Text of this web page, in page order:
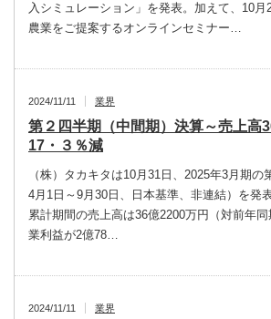
入シミュレーション」を発表。加えて、10月
農業をご提案するオンラインセミナー…
2024/11/11 業界
第２四半期（中間期）決算～売上高
17・３％減
（株）タカキタは10月31日、2025年3月期の
4月1日～9月30日、日本基準、非連結）を発
累計期間の売上高は36億2200万円（対前年
業利益が2億78…
2024/11/11 業界